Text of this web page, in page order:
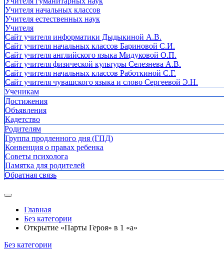
Учителя начальных классов
Учителя естественных наук
Учителя
Cайт учителя информатики Дыдыкиной А.В.
Сайт учителя начальных классов Бариновой С.И.
Сайт учителя английского языка Мидуковой О.П.
Сайт учителя физической культуры Селезнева А.В.
Сайт учителя начальных классов Работкиной С.Г.
Сайт учителя чувашского языка и слово Сергеевой Э.Н.
Ученикам
Достижения
Объявления
Кадетство
Родителям
Группа продленного дня (ГПД)
Конвенция о правах ребенка
Советы психолога
Памятка для родителей
Обратная связь
Главная
Без категории
Открытие «Парты Героя» в 1 «а»
Без категории